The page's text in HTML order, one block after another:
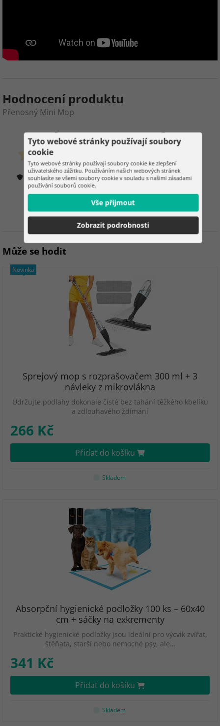
Hodnocení produktu
Přenosný Mini Mop
0
0 hodnocení
Jak ověřujeme hodnocení?
9
100%
zákazníků doporučuje
Může se hodit
Novinka
Sprejový mop s rozprašovačem 300 ml + 3
návleky z mikrovlákna
Udržujte podlahy dokonale čisté bez tahání těžkého kbelíku
a zdlouhavého ždímání
266 Kč
Přidat do košíku
Skladem
Absorpční hygienické podložky 100 ks – 60x40
cm + sáčky na exkrementy
Praktické hygienické podložky jsou ideální pro výcvik zvířat,
štěňata, starší nebo nemocné psy, ale…
341 Kč
Přidat do košíku
Skladem
Tyto webové stránky používají soubory
cookie
Tyto webové stránky používají soubory cookie ke zlepšení
uživatelského zážitku. Používáním našich webových stránek
souhlasíte se všemi soubory cookie v souladu s našimi zásadami
používání souborů cookie.
Vše přijmout
Zobrazit podrobnosti